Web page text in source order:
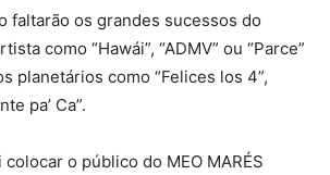
faltarão os grandes sucessos do
como “Hawái”, “ADMV” ou “Parce”
planetários como “Felices los 4”,
pa’ Ca”.
o público do MEO MARÉS